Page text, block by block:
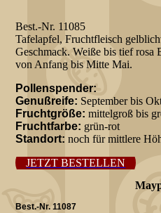
Best.-Nr. 11085
Tafelapfel, Fruchtfleisch
Geschmack. Weiße bis tief rosa
von Anfang bis Mitte Mai.
Pollenspender:
Genußreife: September bis
Fruchtgröße:mittelgroß bis
Fruchtfarbe: grün-rot
Standort: noch für mittlere
JETZT BESTELLEN
Best.-Nr. 11087